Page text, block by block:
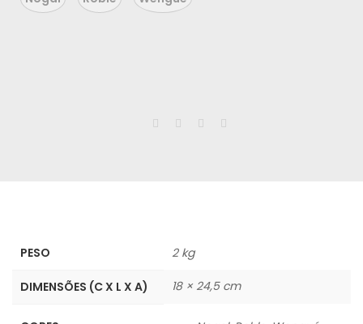
PESO 2 kg
DIMENSÕES (C X L X A) 18 × 24,5 cm